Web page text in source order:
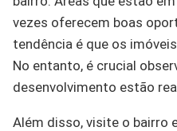
vezes oferecem boas
tendência é que os
No entanto, é crucial
desenvolvimento estão
Além disso, visite o bairro